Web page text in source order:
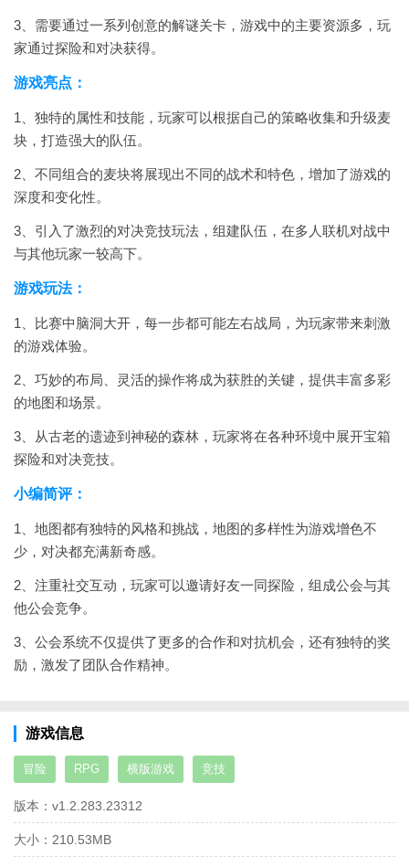
3、需要通过一系列创意的解谜关卡，游戏中的主要资源多，玩
家通过探险和对决获得。
游戏亮点：
1、独特的属性和技能，玩家可以根据自己的策略收集和升级麦
块，打造强大的队伍。
2、不同组合的麦块将展现出不同的战术和特色，增加了游戏的
深度和变化性。
3、引入了激烈的对决竞技玩法，组建队伍，在多人联机对战中
与其他玩家一较高下。
游戏玩法：
1、比赛中脑洞大开，每一步都可能左右战局，为玩家带来刺激
的游戏体验。
2、巧妙的布局、灵活的操作将成为获胜的关键，提供丰富多彩
的地图和场景。
3、从古老的遗迹到神秘的森林，玩家将在各种环境中展开宝箱
探险和对决竞技。
小编简评：
1、地图都有独特的风格和挑战，地图的多样性为游戏增色不
少，对决都充满新奇感。
2、注重社交互动，玩家可以邀请好友一同探险，组成公会与其
他公会竞争。
3、公会系统不仅提供了更多的合作和对抗机会，还有独特的奖
励，激发了团队合作精神。
游戏信息
冒险 RPG 横版游戏 竞技
版本： v1.2.283.23312
大小： 210.53MB